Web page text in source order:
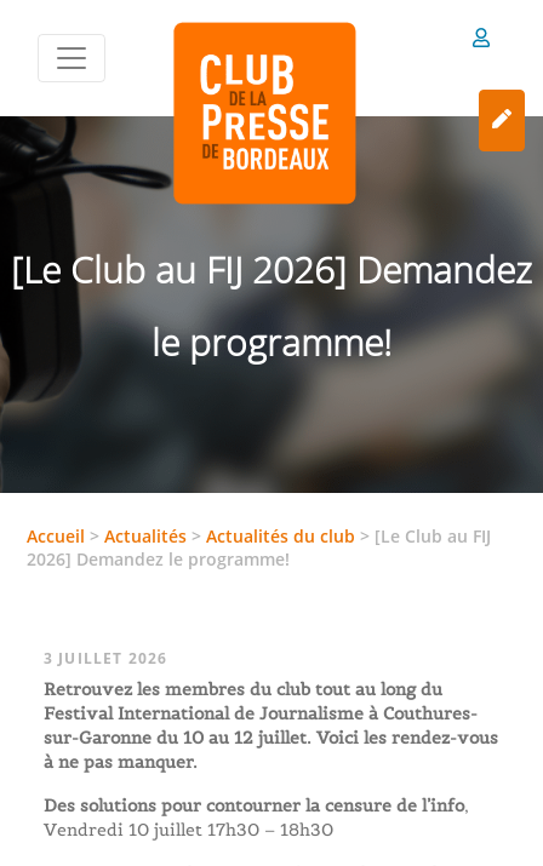
[Le Club au FIJ 2026] Demandez
le programme!
Accueil >Actualités >Actualités du club > [Le Club au FIJ
2026] Demandez le programme!
3 JUILLET 2026
Retrouvez les membres du club tout au long du
Festival International de Journalisme à Couthures-
sur-Garonne du 10 au 12 juillet. Voici les rendez-vous
à ne pas manquer.
Des solutions pour contourner la censure de l’info,
Vendredi 10 juillet 17h30 – 18h30